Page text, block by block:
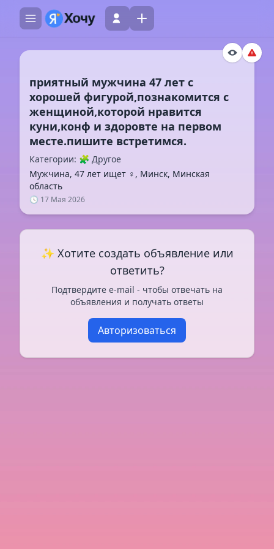
приятный мужчина 47 лет с
хорошей фигурой,познакомится с
женщиной,которой нравится
куни,конф и здоровте на первом
Категории: 🧩 Другое
Мужчина, 47 лет ищет ♀️, Минск, Минская
область
🕓 17 Мая 2026
✨ Хотите создать объявление или
ответить?
Подтвердите e-mail - чтобы отвечать на
объявления и получать ответы
Авторизоваться